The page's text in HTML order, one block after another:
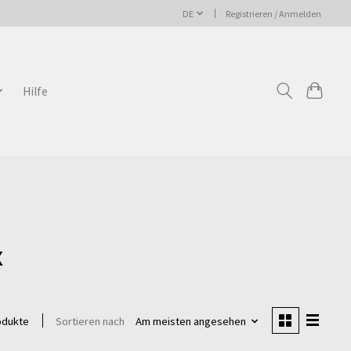
DE Registrieren / Anmelden
Hilfe
Sortieren nach Am meisten angesehen